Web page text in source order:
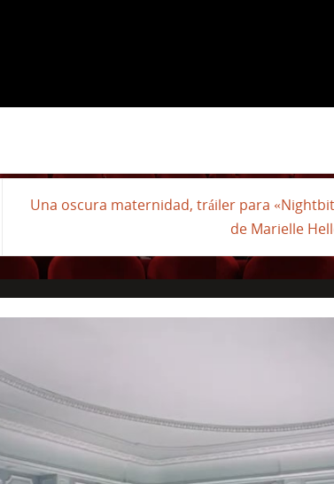
Una oscura maternidad, tráiler para
de Marielle